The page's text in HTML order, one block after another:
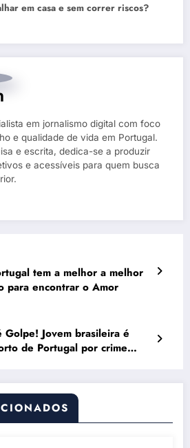
em casa e sem correr riscos?
em jornalismo digital com foco
e qualidade de vida em Portugal.
e escrita, dedica-se a produzir
e acessíveis para quem busca
tem a melhor a melhor
para encontrar o Amor
Golpe! Jovem brasileira é
de Portugal por crime